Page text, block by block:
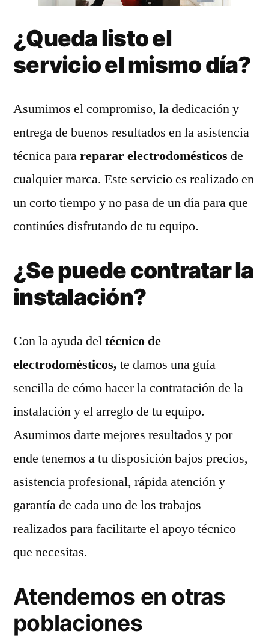
¿Queda listo el
servicio el mismo día?
Asumimos el compromiso, la dedicación y
entrega de buenos resultados en la asistencia
técnica parareparar electrodomésticos de
cualquier marca. Este servicio es realizado en
un corto tiempo y no pasa de un día para que
continúes disfrutando de tu equipo.
¿Se puede contratar la
instalación?
Con la ayuda deltécnico de
electrodomésticos, te damos una guía
sencilla de cómo hacer la contratación de la
instalación y el arreglo de tu equipo.
Asumimos darte mejores resultados y por
ende tenemos a tu disposición bajos precios,
asistencia profesional, rápida atención y
garantía de cada uno de los trabajos
realizados para facilitarte el apoyo técnico
que necesitas.
Atendemos en otras
poblaciones